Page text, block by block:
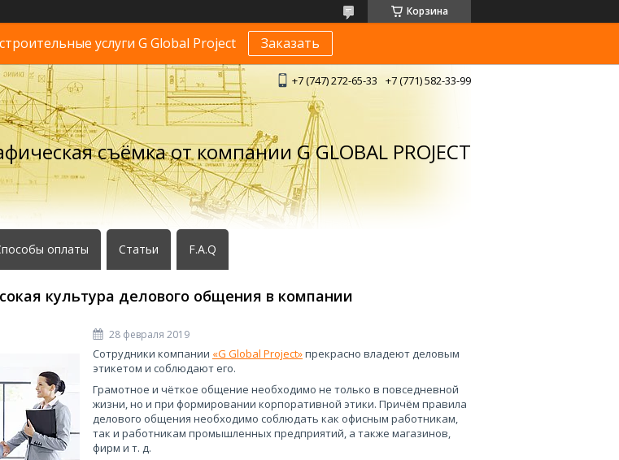
Корзина
услуги G Global Project Заказать
+7 (747) 272-65-33 +7 (771) 582-33-99
съёмка от компании G GLOBAL PROJECT
оплаты Статьи F.A.Q
культура делового общения в компании
28 февраля 2019
Сотрудники компании «G Global Project»прекрасно владеют деловым
этикетом и соблюдают его.
Грамотное и чёткое общение необходимо не только в повседневной
жизни, но и при формировании корпоративной этики. Причём правила
делового общения необходимо соблюдать как офисным работникам,
так и работникам промышленных предприятий, а также магазинов,
фирм и т. д.